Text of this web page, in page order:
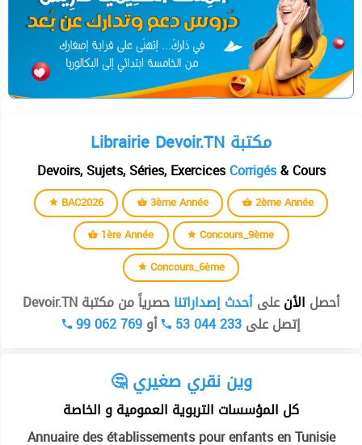
Librairie Devoir.TN مكتبة
Devoirs, Sujets, Séries, ExercicesCorrigés& Cours
BAC2026 3ème Année
2ème Année
1ère Année
Concours_9ème
Concours_6ème
أحصل الأنعلىأحدث إصداراتناحصرياً من مكتبة Devoir.TN
إتصل على53 044 233 أو99 062 769
🤔 وين نقري صغيري
كل المؤسسات التربوية العمومية و الخاصة
Annuaire des établissements pour enfants en Tunisie